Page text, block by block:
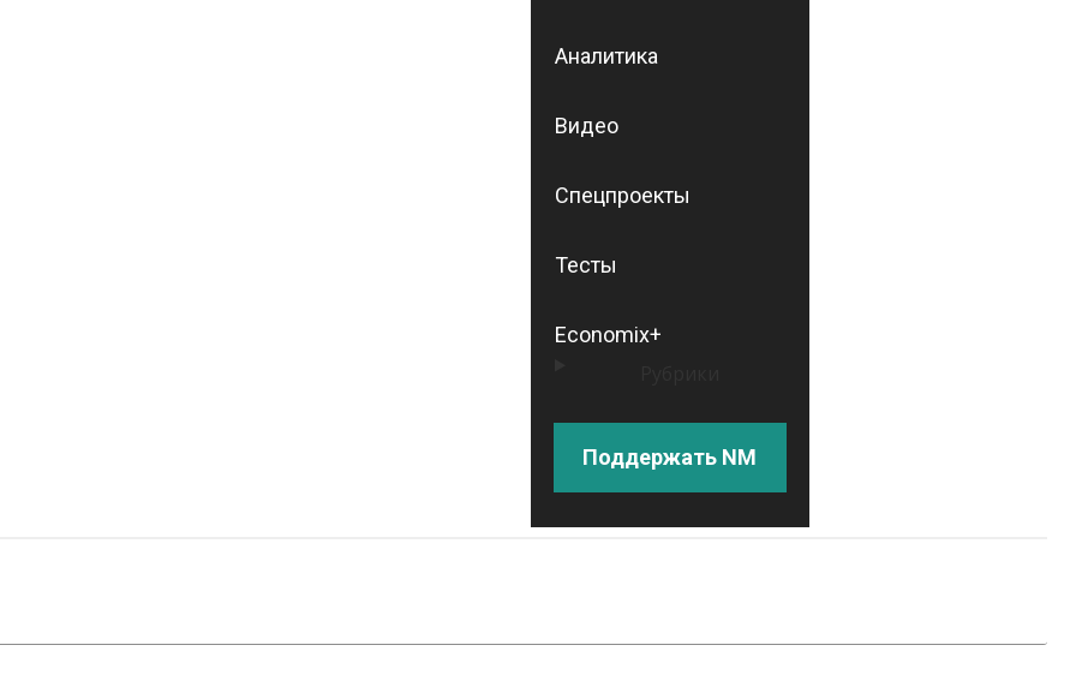
Аналитика
Видео
Спецпроекты
Тесты
Economix+
Поддержать NM